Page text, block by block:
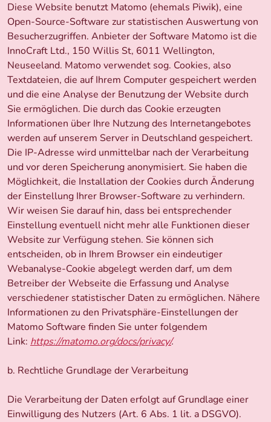
Diese Website benutzt Matomo (ehemals Piwik), eine
Open-Source-Software zur statistischen Auswertung von
Besucherzugriffen. Anbieter der Software Matomo ist die
InnoCraft Ltd., 150 Willis St, 6011 Wellington,
Neuseeland. Matomo verwendet sog. Cookies, also
Textdateien, die auf Ihrem Computer gespeichert werden
und die eine Analyse der Benutzung der Website durch
Sie ermöglichen. Die durch das Cookie erzeugten
Informationen über Ihre Nutzung des Internetangebotes
werden auf unserem Server in Deutschland gespeichert.
Die IP-Adresse wird unmittelbar nach der Verarbeitung
und vor deren Speicherung anonymisiert. Sie haben die
Möglichkeit, die Installation der Cookies durch Änderung
der Einstellung Ihrer Browser-Software zu verhindern.
Wir weisen Sie darauf hin, dass bei entsprechender
Einstellung eventuell nicht mehr alle Funktionen dieser
Website zur Verfügung stehen. Sie können sich
entscheiden, ob in Ihrem Browser ein eindeutiger
Webanalyse-Cookie abgelegt werden darf, um dem
Betreiber der Webseite die Erfassung und Analyse
verschiedener statistischer Daten zu ermöglichen. Nähere
Informationen zu den Privatsphäre-Einstellungen der
Matomo Software finden Sie unter folgendem
Link: https://matomo.org/docs/privacy/.
b. Rechtliche Grundlage der Verarbeitung
Die Verarbeitung der Daten erfolgt auf Grundlage einer
Einwilligung des Nutzers (Art. 6 Abs. 1 lit. a DSGVO).